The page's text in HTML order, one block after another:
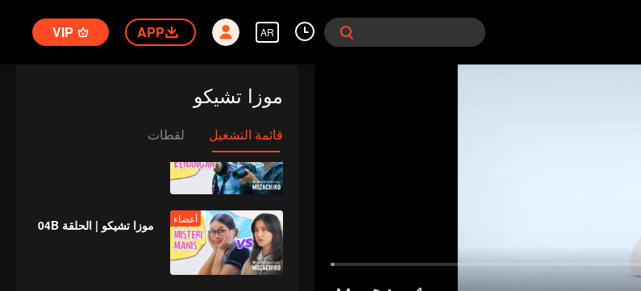
AR
APP
VIP
موزا تشيكو
قائمة التشغيل لقطات
أعضاء موزا تشيكو | الحلقة 04A
أعضاء موزا تشيكو | الحلقة 04B